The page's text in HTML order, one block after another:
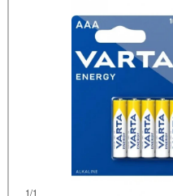
1/1